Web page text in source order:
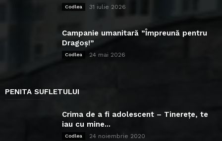
Codlea 31 iulie 2026
Campanie umanitară ”Împreună pentru
Dragoș!”
Codlea 24 mai 2026
PENITA SUFLETULUI
Crima de a fi adolescent – Tinerețe, te
iau cu mine...
Codlea 24 noiembrie 2020